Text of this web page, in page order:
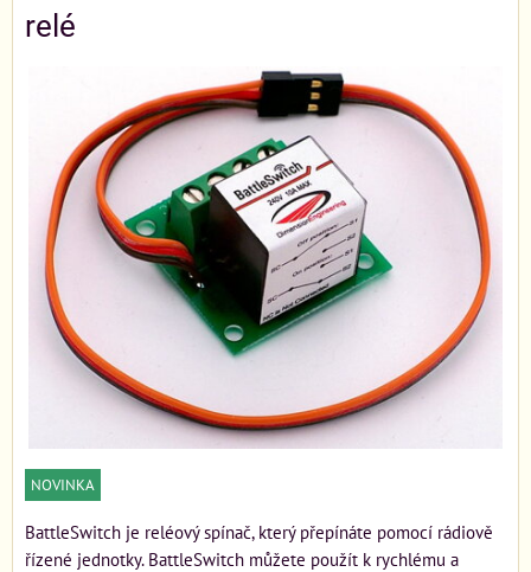
relé
NOVINKA
BattleSwitch je reléový spínač, který přepínáte pomocí rádiově
řízené jednotky. BattleSwitch můžete použít k rychlému a